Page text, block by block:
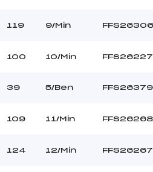
119 9/Min
100 10/Min
39 5/Ben
109 11/Min
124 12/Min